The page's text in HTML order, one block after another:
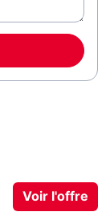
Voir l'offre